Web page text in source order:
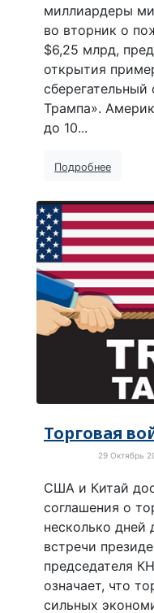
миллиардеры
во вторник о
$6,25 млрд,
открытия
сберегательный
Трампа».
до 10...
Подробнее
Торговая
29 Октябрь
США и Китай
соглашения о
несколько дней
встречи
председателя
означает, что
сильных